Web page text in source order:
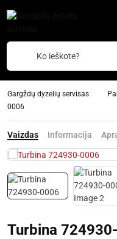
Ko ieškote?
Gargždų dyzelių servisas
0006
Vaizdas Informacija
Turbina